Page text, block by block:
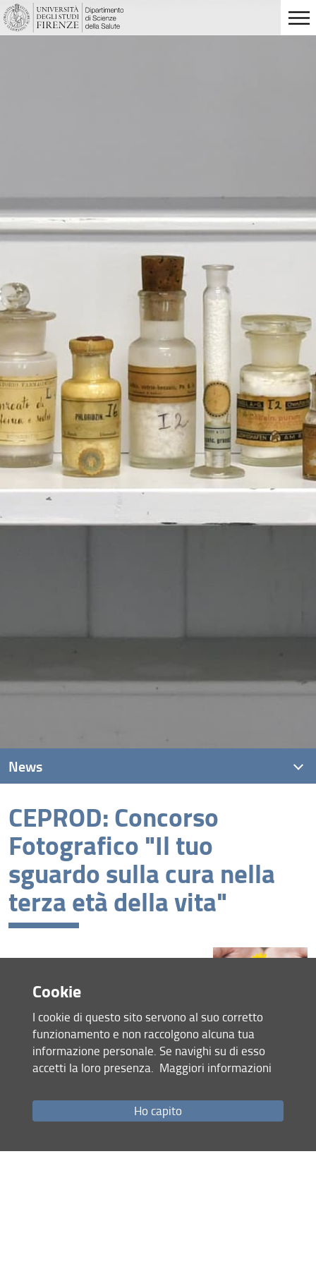
CEPROD: Concorso
Fotografico "Il tuo
sguardo sulla cura nella
terza età della vita"
Consulta la pagina dedicata (URL)
13 Giugno 2024 (Archiviata
Condividi
News
News recenti
Archivio
Mappa del sito
Cookie
I cookie di questo sito servono al suo corretto
funzionamento e non raccolgono alcuna tua
informazione personale. Se navighi su di esso
accetti la loro presenza. Maggiori informazioni
Ho capito